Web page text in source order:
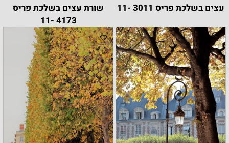
עצים בשלכת פריס 3011 -11
שורת עצים בשלכת פריס
4173 -11